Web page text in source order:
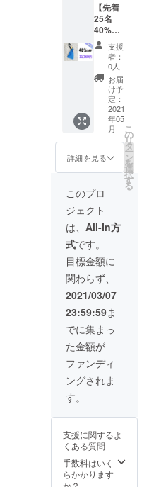
【先着
25名
40%OF
F】
ポータ
ブル金
庫×2
点
19,600
→11,76
0円 *送
料込み
内容 ト
ラビス
本体×2
鍵×2
支援
者：
0人
お届
け予
定：
2021
年05
月
詳細を見る
こ
の
リ
タ
ー
ン
を
選
択
す
る
このプロ
ジェクト
は、 All-In方
式です。
目標金額に
関わらず、
2021/03/07
23:59:59ま
でに集まっ
た金額が
ファンディ
ングされま
す。
支援に関するよ
くある質問
手数料はいく
らかかります